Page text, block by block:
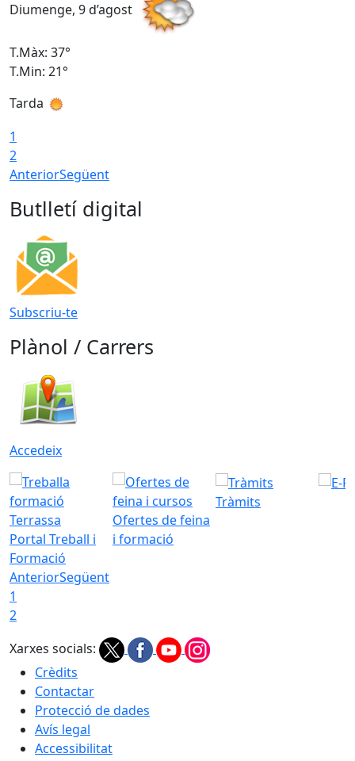
Diumenge, 9 d’agost
T.Màx: 37°
T.Min: 21°
Tarda
1
2
AnteriorSegüent
Butlletí digital
Subscriu-te
Plànol / Carrers
Accedeix
Portal Treball i
Formació
Ofertes de feina
i formació
Tràmits
AnteriorSegüent
1
2
Xarxes socials:
Crèdits
Contactar
Protecció de dades
Avís legal
Accessibilitat